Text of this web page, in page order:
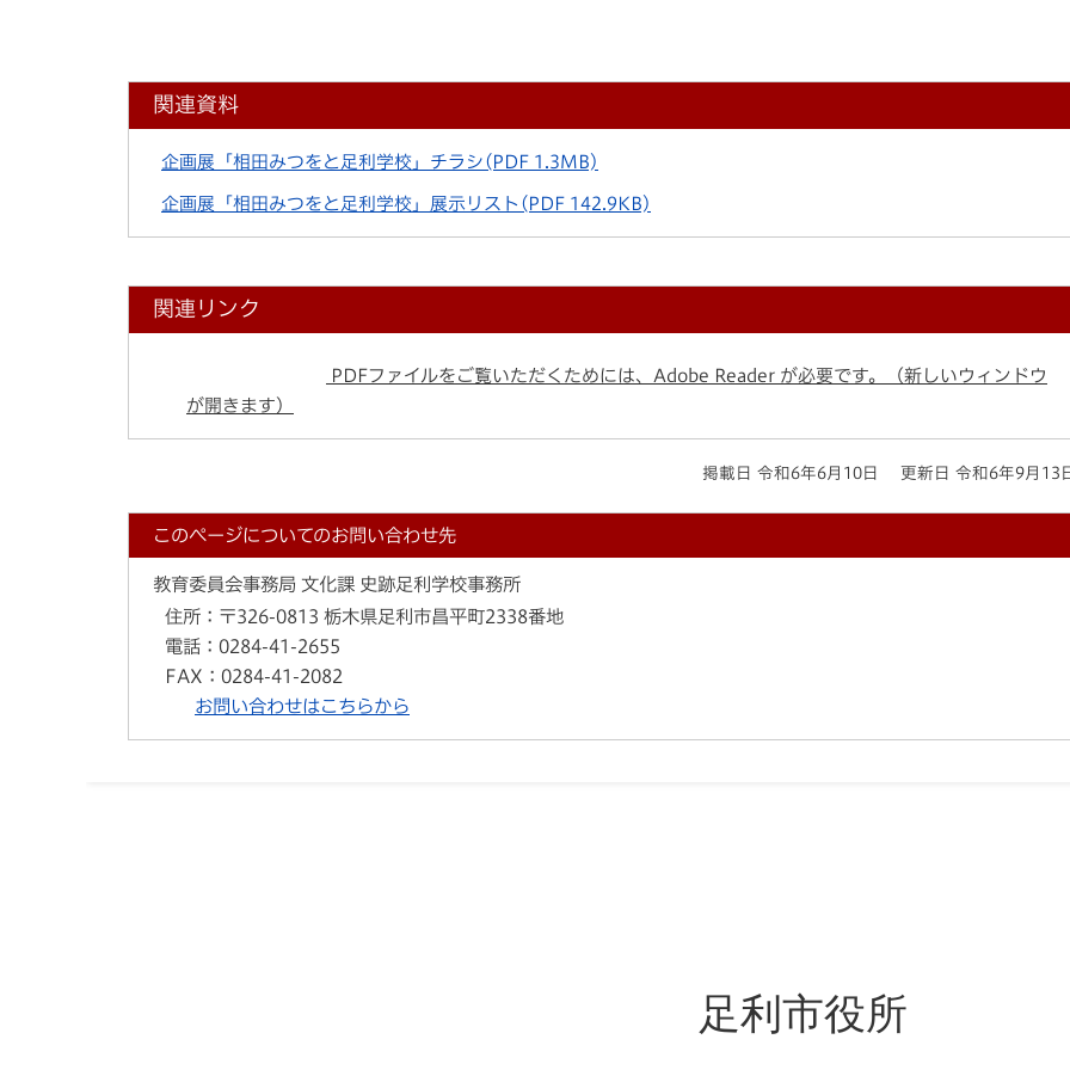
関連資料
企画展「相田みつをと足利学校」チラシ (PDF 1.3MB)
企画展「相田みつをと足利学校」展示リスト (PDF 142.9KB)
関連リンク
PDFファイルをご覧いただくためには、Adobe Reader が必要です。（新しいウィンドウ
が開きます）
掲載日 令和6年6月10日 更新日 令和6年9月13
このページについてのお問い合わせ先
教育委員会事務局 文化課 史跡足利学校事務所
住所： 〒326-0813 栃木県足利市昌平町2338番地
電話： 0284-41-2655
FAX： 0284-41-2082
お問い合わせはこちらから
足利市役所